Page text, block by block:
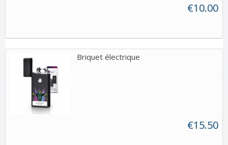
€10.00
Briquet électrique
€15.50